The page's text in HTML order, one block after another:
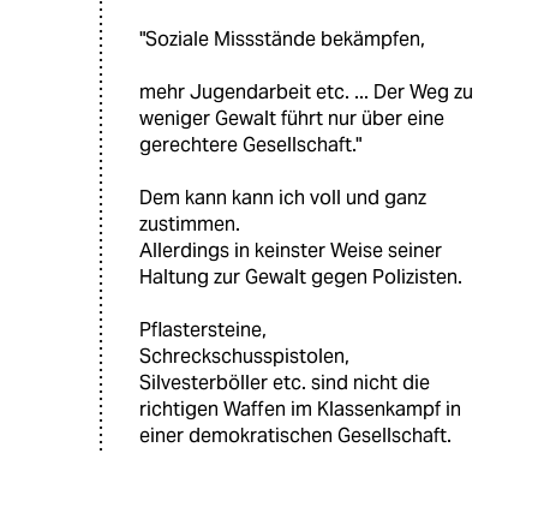
"Soziale Missstände bekämpfen,
mehr Jugendarbeit etc. ... Der Weg zu
weniger Gewalt führt nur über eine
gerechtere Gesellschaft."
Dem kann kann ich voll und ganz
zustimmen.
Allerdings in keinster Weise seiner
Haltung zur Gewalt gegen Polizisten.
Pflastersteine,
Schreckschusspistolen,
Silvesterböller etc. sind nicht die
richtigen Waffen im Klassenkampf in
einer demokratischen Gesellschaft.